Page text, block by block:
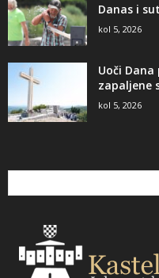
Danas i
kol 5, 2026
Uoči
zapaljene
kol 5, 2026